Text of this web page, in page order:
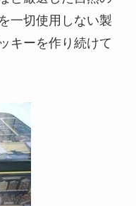
一切使用しない製
キーを作り続けて